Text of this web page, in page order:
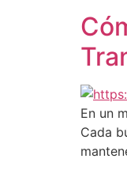
En un
Cada